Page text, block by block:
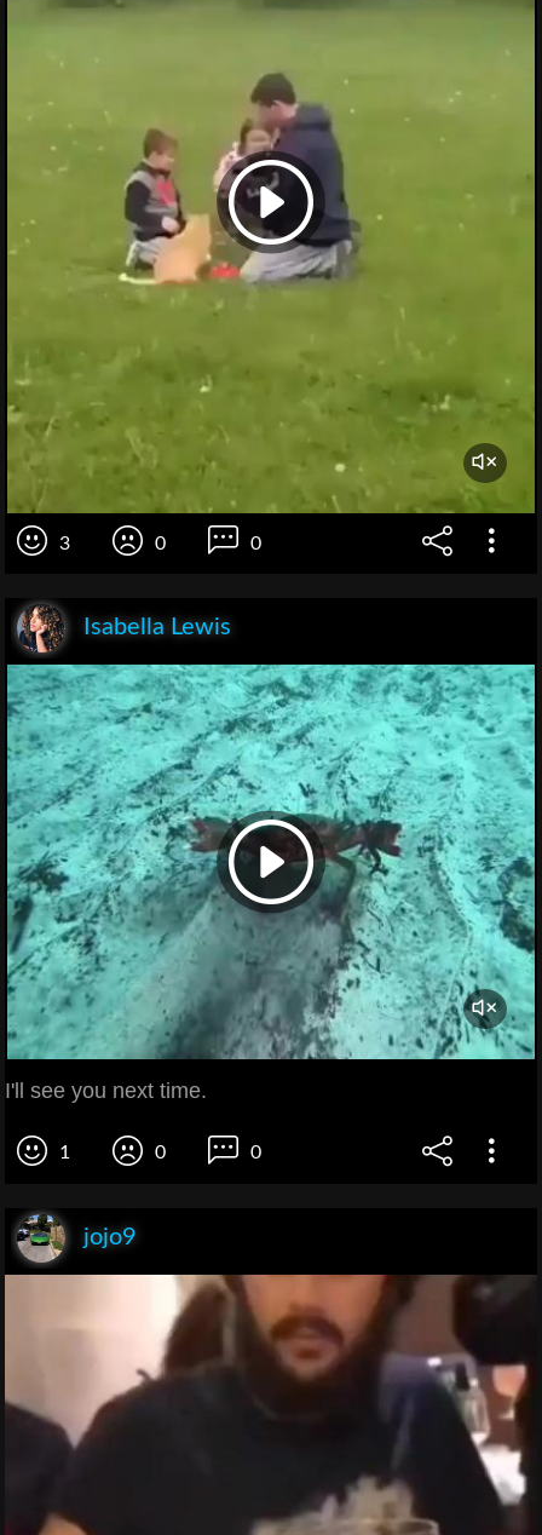
3 0 0
Isabella Lewis
I'll see you next time.
1 0 0
jojo9